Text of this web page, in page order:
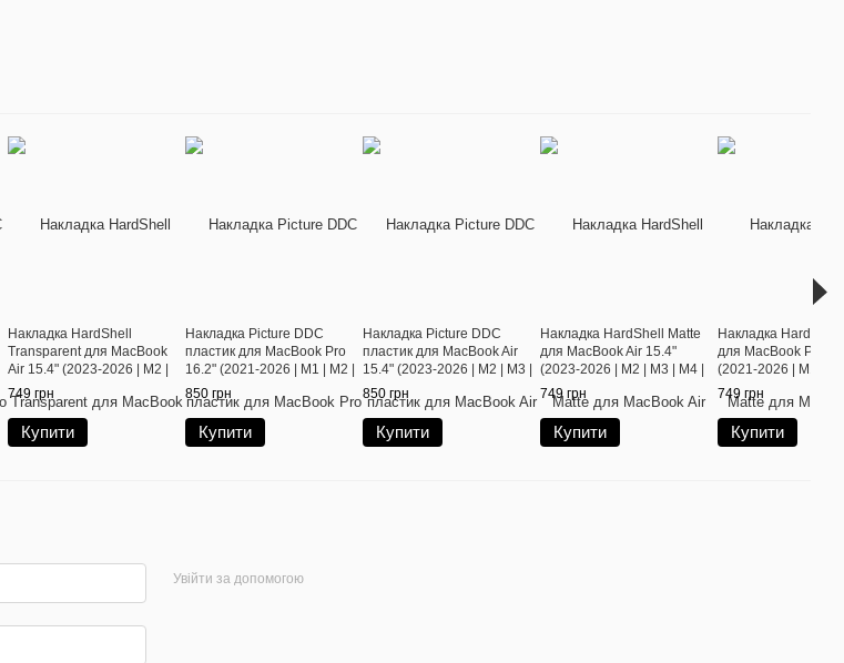
Накладка HardShell
Transparent для MacBook
Air 15.4" (2023-2026 | M2 |
M3 | M4 | M5) Clear
749 грн
Купити
Накладка Picture DDC
пластик для MacBook Pro
16.2" (2021-2026 | M1 | M2 |
M3 | M4 | M5) Marble Beige
850 грн
Купити
Накладка Picture DDC
пластик для MacBook Air
15.4" (2023-2026 | M2 | M3 |
M4 | M5) Marble Beige
850 грн
Купити
Накладка HardShell Matte
для MacBook Air 15.4"
(2023-2026 | M2 | M3 | M4 |
M5) Black
749 грн
Купити
Накладка HardShell
для MacBook Pro
(2021-2026 | M1 |
M4 | M5) Black
749 грн
Купити
Увійти за допомогою